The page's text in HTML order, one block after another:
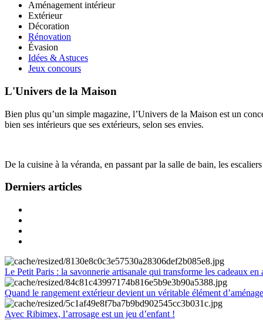
Aménagement intérieur
Extérieur
Décoration
Rénovation
Évasion
Idées & Astuces
Jeux concours
L'Univers de la Maison
Bien plus qu’un simple magazine, l’Univers de la Maison est un
bien ses intérieurs que ses extérieurs, selon ses envies.
De la cuisine à la véranda, en passant par la salle de bain, les
Derniers articles
Le Petit Paris : la savonnerie artisanale qui transforme les cadeaux en
Quand le rangement extérieur devient un véritable élément
Avec Ribimex, l’arrosage est un jeu d’enfant !